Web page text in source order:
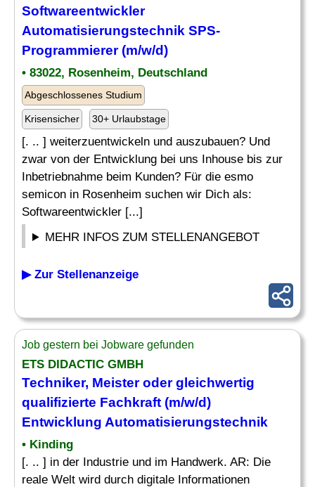
Softwareentwickler
Automatisierungstechnik SPS-
Programmierer (m/w/d)
• 83022, Rosenheim, Deutschland
Abgeschlossenes Studium
Krisensicher 30+ Urlaubstage
[. .. ] weiterzuentwickeln und auszubauen? Und
zwar von der Entwicklung bei uns Inhouse bis zur
Inbetriebnahme beim Kunden? Für die esmo
semicon in Rosenheim suchen wir Dich als:
Softwareentwickler [...]
MEHR INFOS ZUM STELLENANGEBOT
▶ Zur Stellenanzeige
Job gestern bei Jobware gefunden
ETS DIDACTIC GMBH
Techniker, Meister oder gleichwertig
qualifizierte Fachkraft (m/w/d)
Entwicklung Automatisierungstechnik
• Kinding
[. .. ] in der Industrie und im Handwerk. AR: Die
reale Welt wird durch digitale Informationen